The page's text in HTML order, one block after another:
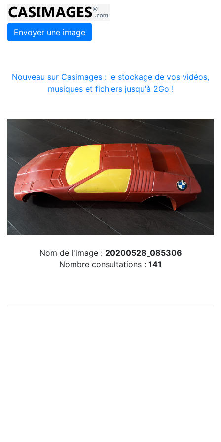
Envoyer une image
Nouveau sur Casimages : le stockage de vos vidéos,
musiques et fichiers jusqu'à 2Go !
Nom de l'image : 20200528_085306
Nombre consultations : 141